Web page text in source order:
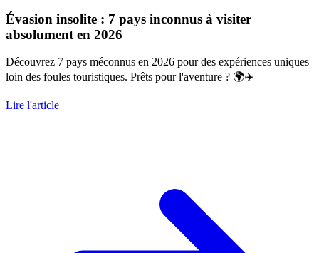
Évasion insolite : 7 pays inconnus à visiter
absolument en 2026
Découvrez 7 pays méconnus en 2026 pour des expériences uniques
loin des foules touristiques. Prêts pour l'aventure ? 🌍✈️
Lire l'article